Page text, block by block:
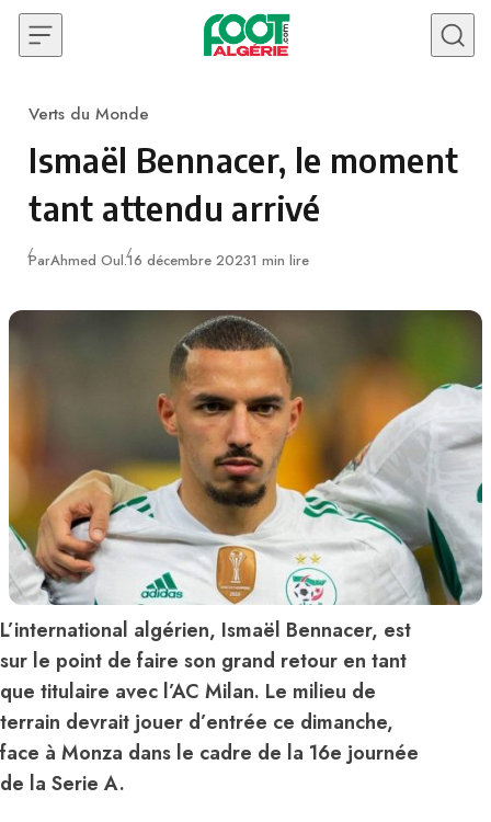
Skip to content
Category
Verts du Monde
Ismaël Bennacer, le moment
tant attendu arrivé
ParAhmed Oul.Publié
16 décembre 20231 min lire
L’international algérien, Ismaël Bennacer, est
sur le point de faire son grand retour en tant
que titulaire avec l’AC Milan. Le milieu de
terrain devrait jouer d’entrée ce dimanche,
face à Monza dans le cadre de la 16e journée
de la Serie A.